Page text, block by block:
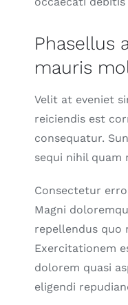
Phasellus
mauris
Velit at eveniet
reiciendis est
consequatur.
sequi nihil quam
Consectetur
Magni
repellendus quo
Exercitationem
dolorem quasi
eligendi